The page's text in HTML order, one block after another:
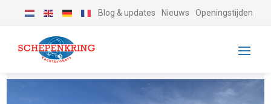
Blog & updates Nieuws Openingstijden